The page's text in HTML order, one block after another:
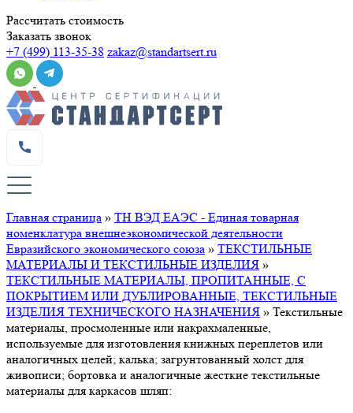
Рассчитать стоимость
Заказать звонок
+7 (499) 113-35-38 zakaz@standartsert.ru
Главная страница » ТН ВЭД ЕАЭС - Единая товарная
номенклатура внешнеэкономической деятельности
Евразийского экономического союза » ТЕКСТИЛЬНЫЕ
МАТЕРИАЛЫ И ТЕКСТИЛЬНЫЕ ИЗДЕЛИЯ »
ТЕКСТИЛЬНЫЕ МАТЕРИАЛЫ, ПРОПИТАННЫЕ, С
ПОКРЫТИЕМ ИЛИ ДУБЛИРОВАННЫЕ, ТЕКСТИЛЬНЫЕ
ИЗДЕЛИЯ ТЕХНИЧЕСКОГО НАЗНАЧЕНИЯ » Текстильные
материалы, просмоленные или накрахмаленные,
используемые для изготовления книжных переплетов или
аналогичных целей; калька; загрунтованный холст для
живописи; бортовка и аналогичные жесткие текстильные
материалы для каркасов шляп: